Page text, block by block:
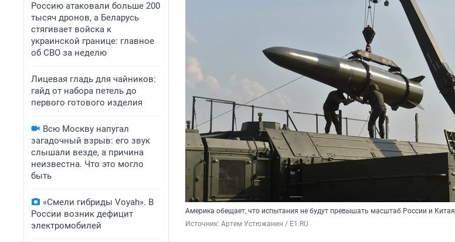
Россию атаковали больше 200
тысяч дронов, а Беларусь
стягивает войска к
украинской границе: главное
об СВО за неделю
Лицевая гладь для чайников:
гайд от набора петель до
первого готового изделия
Всю Москву напугал
загадочный взрыв: его звук
слышали везде, а причина
неизвестна. Что это могло
быть
«Смели гибриды Voyah». В
России возник дефицит
электромобилей
Америка обещает, что испытания не будут превышать масштаб России и Китая
Источник: Артем Устюжанин / E1.RU